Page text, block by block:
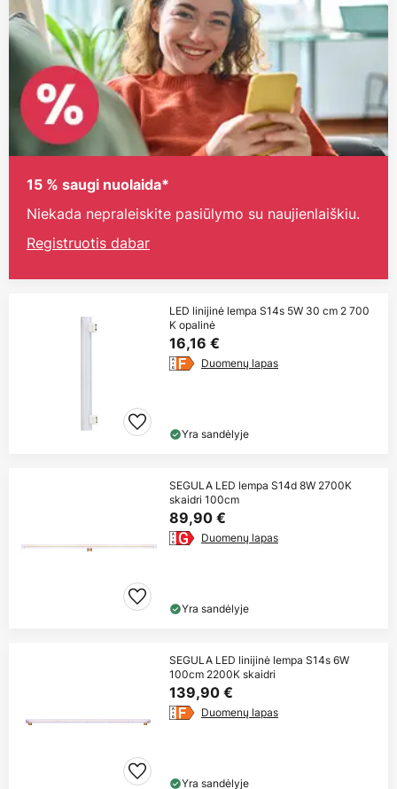
15 % saugi nuolaida*
Niekada nepraleiskite pasiūlymo su naujienlaiškiu.
Registruotis dabar
LED linijinė lempa S14s 5W 30 cm 2 700
K opalinė
16,16 €
Duomenų lapas
Yra sandėlyje
SEGULA LED lempa S14d 8W 2700K
skaidri 100cm
89,90 €
Duomenų lapas
Yra sandėlyje
SEGULA LED linijinė lempa S14s 6W
100cm 2200K skaidri
139,90 €
Duomenų lapas
Yra sandėlyje